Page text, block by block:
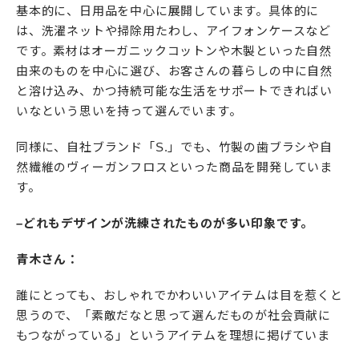
基本的に、日用品を中心に展開しています。具体的に
は、洗濯ネットや掃除用たわし、アイフォンケースなど
です。素材はオーガニックコットンや木製といった自然
由来のものを中心に選び、お客さんの暮らしの中に自然
と溶け込み、かつ持続可能な生活をサポートできればい
いなという思いを持って選んでいます。
同様に、自社ブランド「S.」でも、竹製の歯ブラシや自
然繊維のヴィーガンフロスといった商品を開発していま
す。
–どれもデザインが洗練されたものが多い印象です。
青木さん：
誰にとっても、おしゃれでかわいいアイテムは目を惹くと
思うので、「素敵だなと思って選んだものが社会貢献に
もつながっている」というアイテムを理想に掲げていま